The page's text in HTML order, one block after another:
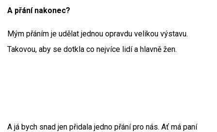
A přání nakonec?
Mým přáním je udělat jednou opravdu velikou výstavu.
Takovou, aby se dotkla co nejvíce lidí a hlavně žen.
A já bych snad jen přidala jedno přání pro nás. Ať má paní